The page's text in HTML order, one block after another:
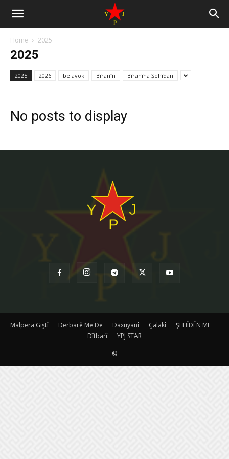
Home 2025
2025
2025 2026 belavok Bîranîn Bîranîna Şehîdan
No posts to display
Malpera Giştî Derbarê Me De Daxuyanî Çalakî
ŞEHÎDÊN ME
Dîtbarî
YPJ STAR
©